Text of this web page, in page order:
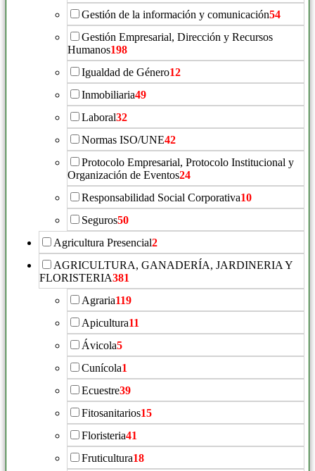
Gestión de la información y comunicación54
Gestión Empresarial, Dirección y Recursos
Humanos198
Igualdad de Género12
Inmobiliaria49
Laboral32
Normas ISO/UNE42
Protocolo Empresarial, Protocolo Institucional y
Organización de Eventos24
Responsabilidad Social Corporativa10
Seguros50
Agricultura Presencial2
AGRICULTURA, GANADERÍA, JARDINERIA Y
FLORISTERIA381
Agraria119
Apicultura11
Ávicola5
Cunícola1
Ecuestre39
Fitosanitarios15
Floristeria41
Fruticultura18